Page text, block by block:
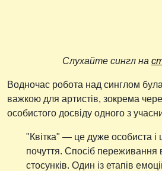
Слухайте сингл на
Водночас робота над синглом
важкою для артистів, зокрема
особистого досвіду одного з
"Квітка" — це дуже особиста і
почуття. Спосіб переживання
стосунків. Один із етапів